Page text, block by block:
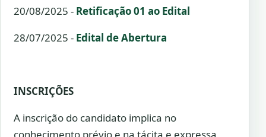
20/08/2025 - Retificação 01 ao Edital
28/07/2025 - Edital de Abertura
INSCRIÇÕES
A inscrição do candidato implica no
conhecimento prévio e na tácita e expressa